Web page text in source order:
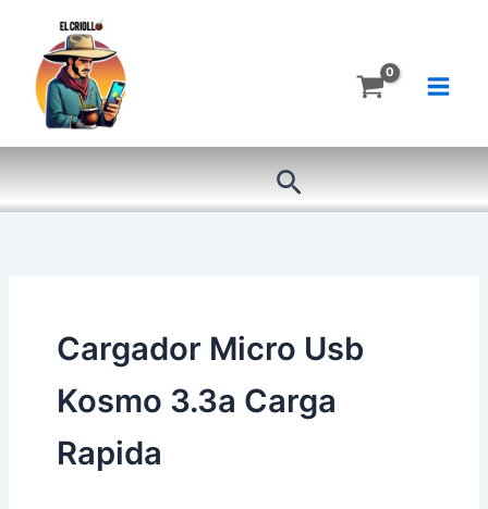
contenido
Buscar
Cargador Micro Usb
Kosmo 3.3a Carga
Rapida